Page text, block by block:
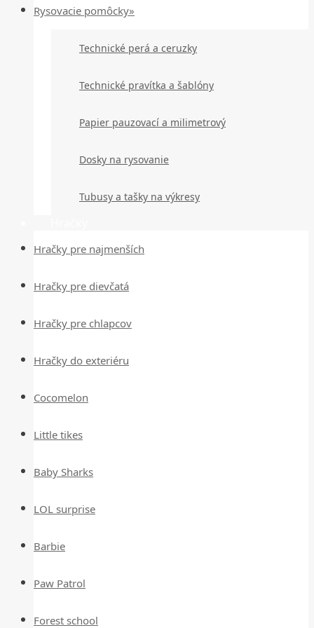
Rysovacie pomôcky»
Technické perá a ceruzky
Technické pravítka a šablóny
Papier pauzovací a milimetrový
Dosky na rysovanie
Tubusy a tašky na výkresy
Hračky pre najmenších
Hračky pre dievčatá
Hračky pre chlapcov
Hračky do exteriéru
Cocomelon
Little tikes
Baby Sharks
LOL surprise
Barbie
Paw Patrol
Forest school